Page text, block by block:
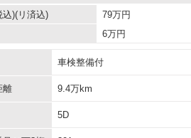
込)(リ済込) 79万円
6万円
車検整備付
離 9.4万km
5D